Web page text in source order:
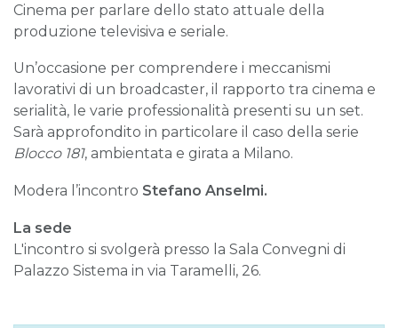
Cinema per parlare dello stato attuale della
produzione televisiva e seriale.
Un’occasione per comprendere i meccanismi
lavorativi di un broadcaster, il rapporto tra cinema e
serialità, le varie professionalità presenti su un set.
Sarà approfondito in particolare il caso della serie
Blocco 181, ambientata e girata a Milano.
Modera l’incontro Stefano Anselmi.
La sede
L'incontro si svolgerà presso la Sala Convegni di
Palazzo Sistema in via Taramelli, 26.